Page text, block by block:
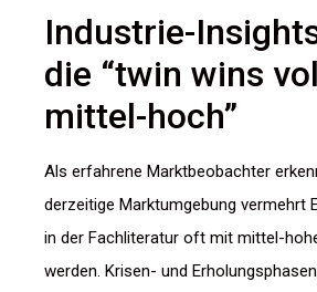
Industrie-
die “twin wins
mittel-hoch”
Als erfahrene Marktbeobachter
derzeitige Marktumgebung vermehrt
in der Fachliteratur oft mit mittel-
werden. Krisen- und